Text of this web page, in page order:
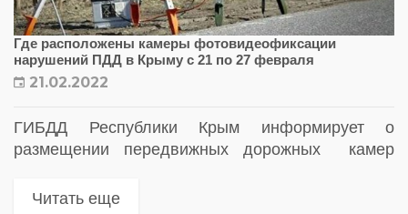
Где расположены камеры фотовидеофиксации
нарушений ПДД в Крыму с 21 по 27 февраля
21.02.2022
ГИБДД Республики Крым информирует о
размещении передвижных дорожных камер
предстоящую неделю
Читать еще